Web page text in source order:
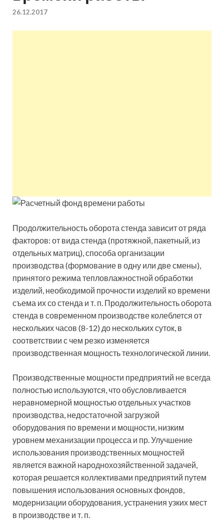
квартир недорого.
26.12.2017
Продолжительность оборота стенда зависит от ряда
факторов: от вида стенда (протяжной, пакетный, из
отдельных матриц), способа организации
производства (формование в одну или две смены),
принятого режима тепловлажностной обработки
изделий, необходимой прочности изделий ко времени
съема их со стенда и т. п. Продолжительность оборота
стенда в современном производстве колеблется от
нескольких часов (8-12) до нескольких суток, в
соответствии с чем резко изменяется
производственная мощность технологической линии.
Производственные мощности предприятий не всегда
полностью используются, что обусловливается
неравномерной мощностью отдельных участков
производства, недостаточной загрузкой
оборудования по времени и мощности, низким
уровнем механизации процесса и пр. Улучшение
использования производственных мощностей
является важной народнохозяйственной задачей,
которая решается коллективами предприятий путем
повышения использования основных фондов,
модернизации оборудования, устранения узких мест
в производстве и т. п.